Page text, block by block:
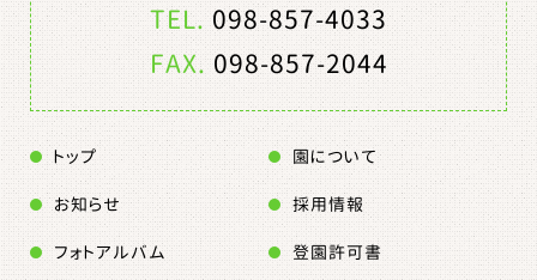
TEL.098-857-4033
FAX.098-857-2044
トップ 園について
お知らせ 採用情報
フォトアルバム 登園許可書